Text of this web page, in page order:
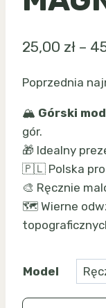
25,00 zł –
Poprzednia
🏔️ Górski
gór.
🎁 Idealny
🇵🇱 Polska
🎨 Ręcznie
🗺️ Wierne
Model